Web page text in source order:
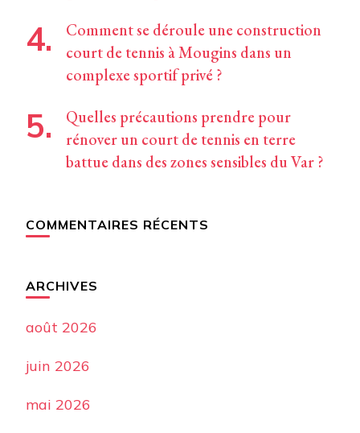
Comment se déroule une construction
court de tennis à Mougins dans un
complexe sportif privé ?
Quelles précautions prendre pour
rénover un court de tennis en terre
battue dans des zones sensibles du Var ?
COMMENTAIRES RÉCENTS
ARCHIVES
août 2026
juin 2026
mai 2026